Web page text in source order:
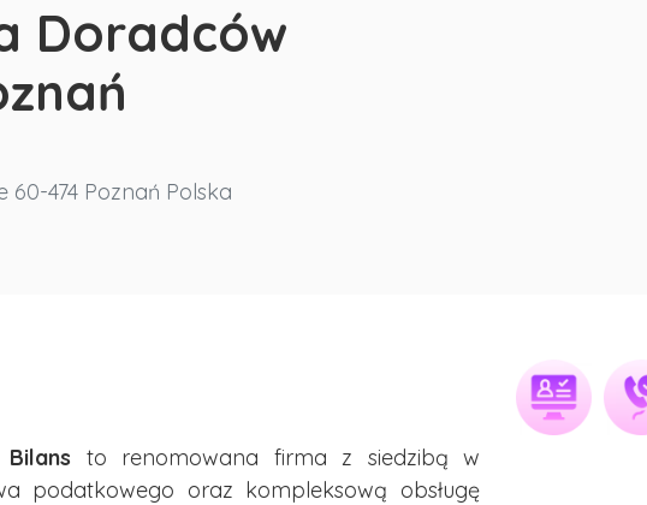
Doradców
60-474 Poznań Polska
to renomowana firma z siedzibą w
podatkowego oraz kompleksową obsługę